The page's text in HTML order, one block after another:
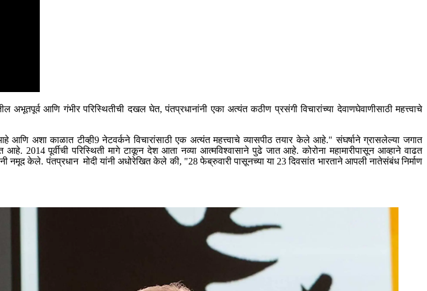
आणि गंभीर परिस्थितीची दखल घेत, पंतप्रधानांनी एका अत्यंत कठीण प्रसंगी विचारांच्या देवाणघेवाणीसाठी महत्त्वाचे
अशा काळात टीव्ही9 नेटवर्कने विचारांसाठी एक अत्यंत महत्त्वाचे व्यासपीठ तयार केले आहे." संघर्षाने ग्रासलेल्या जगात
आहे. 2014 पूर्वीची परिस्थिती मागे टाकून देश आता नव्या आत्मविश्वासाने पुढे जात आहे. कोरोना महामारीपासून आव्हाने वाढत
केले. पंतप्रधान मोदी यांनी अधोरेखित केले की, "28 फेब्रुवारी पासूनच्या या 23 दिवसांत भारताने आपली नातेसंबंध निर्माण